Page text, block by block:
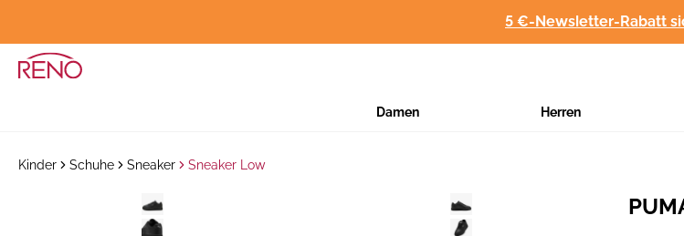
5 €-Newsletter-Rabatt
Damen Herren
Kinder Schuhe Sneaker Sneaker Low
Hersteller